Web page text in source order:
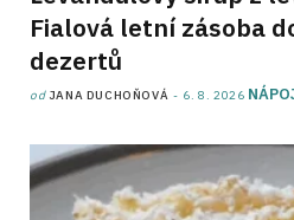
Fialová letní zásoba
dezertů
od JANA DUCHOŇOVÁ 6. 8. 2026